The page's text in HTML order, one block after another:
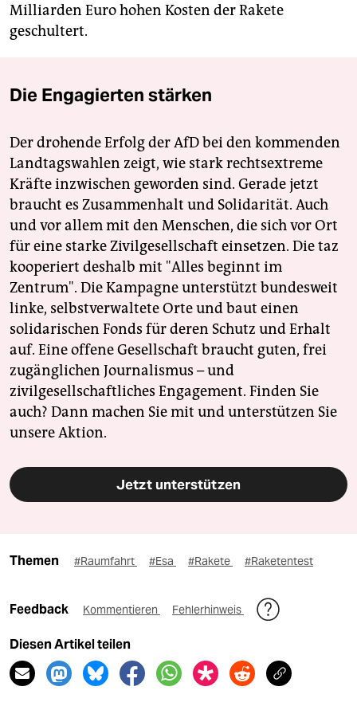
Milliarden Euro hohen Kosten der Rakete
geschultert.
Die Engagierten stärken
Der drohende Erfolg der AfD bei den kommenden
Landtagswahlen zeigt, wie stark rechtsextreme
Kräfte inzwischen geworden sind. Gerade jetzt
braucht es Zusammenhalt und Solidarität. Auch
und vor allem mit den Menschen, die sich vor Ort
für eine starke Zivilgesellschaft einsetzen. Die taz
kooperiert deshalb mit "Alles beginnt im
Zentrum". Die Kampagne unterstützt bundesweit
linke, selbstverwaltete Orte und baut einen
solidarischen Fonds für deren Schutz und Erhalt
auf. Eine offene Gesellschaft braucht guten, frei
zugänglichen Journalismus – und
zivilgesellschaftliches Engagement. Finden Sie
auch? Dann machen Sie mit und unterstützen Sie
unsere Aktion.
Jetzt unterstützen
Themen #Raumfahrt #Esa #Rakete #Raketentest
Feedback Kommentieren Fehlerhinweis
Diesen Artikel teilen